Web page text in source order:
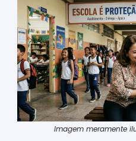
Imagem meramente